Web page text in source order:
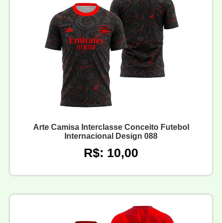
Arte Camisa Interclasse Conceito Futebol
Internacional Design 088
R$: 10,00